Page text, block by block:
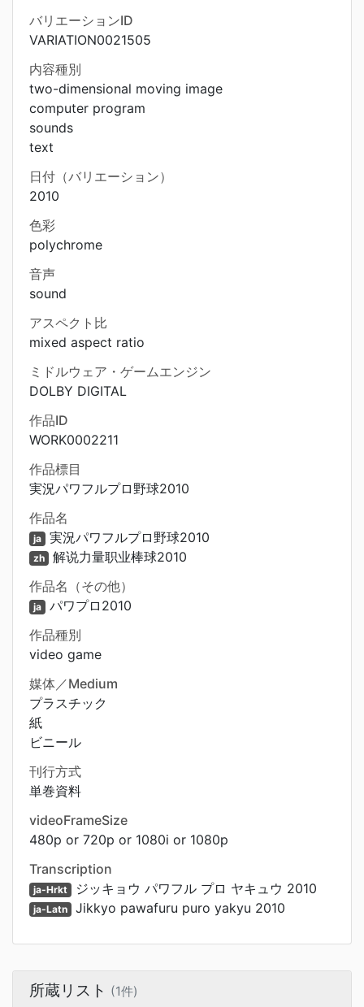
バリエーションID
VARIATION0021505
内容種別
two-dimensional moving image
computer program
sounds
text
日付（バリエーション）
2010
色彩
polychrome
音声
sound
アスペクト比
mixed aspect ratio
ミドルウェア・ゲームエンジン
DOLBY DIGITAL
作品ID
WORK0002211
作品標目
実況パワフルプロ野球2010
作品名
ja 実況パワフルプロ野球2010
zh 解说力量职业棒球2010
作品名（その他）
ja パワプロ2010
作品種別
video game
媒体／Medium
プラスチック
紙
ビニール
刊行方式
単巻資料
videoFrameSize
480p or 720p or 1080i or 1080p
Transcription
ja-Hrkt ジッキョウ パワフル プロ ヤキュウ 2010
ja-Latn Jikkyo pawafuru puro yakyu 2010
所蔵リスト (1件)